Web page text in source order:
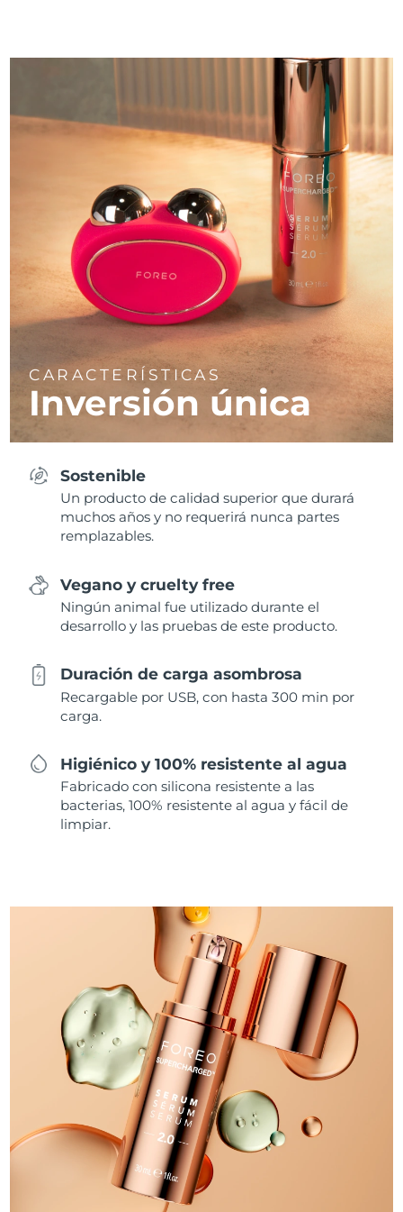
CARACTERÍSTICAS
Inversión única
Sostenible
Un producto de calidad superior que durará
muchos años y no requerirá nunca partes
remplazables.
Vegano y cruelty free
Ningún animal fue utilizado durante el
desarrollo y las pruebas de este producto.
Duración de carga asombrosa
Recargable por USB, con hasta 300 min por
carga.
Higiénico y 100% resistente al agua
Fabricado con silicona resistente a las
bacterias, 100% resistente al agua y fácil de
limpiar.